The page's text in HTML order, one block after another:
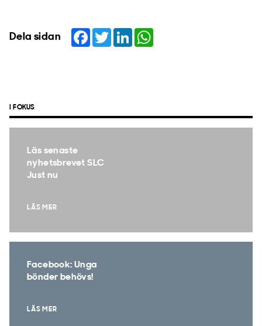
Dela sidan Facebook
TwitterLinkedIn
I FOKUS
Läs senaste
nyhetsbrevet SLC
Just nu
LÄS MER
Facebook: Unga
bönder behövs!
LÄS MER